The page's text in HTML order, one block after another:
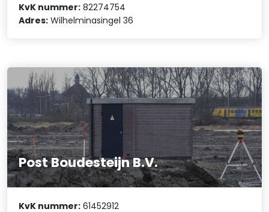
KvK nummer: 82274754
Adres: Wilhelminasingel 36
Post Boudesteijn B.V.
KvK nummer: 61452912